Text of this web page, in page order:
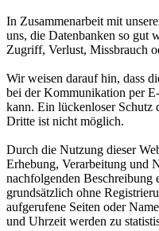
In Zusammenarbeit mit
uns, die Datenbanken so gut
Zugriff, Verlust, Missbrauch
Wir weisen darauf hin, dass
bei der Kommunikation per
kann. Ein lückenloser
Dritte ist nicht möglich.
Durch die Nutzung dieser
Erhebung, Verarbeitung und
nachfolgenden Beschreibung
grundsätzlich ohne
aufgerufene Seiten oder
und Uhrzeit werden zu